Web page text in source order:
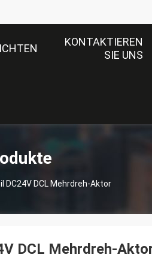
KONTAKTIEREN
SIE UNS
DC24V DCL Mehrdreh-Aktor
DCL Mehrdreh-